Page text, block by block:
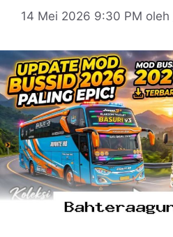
14 Mei 2026 9:30 PM oleh